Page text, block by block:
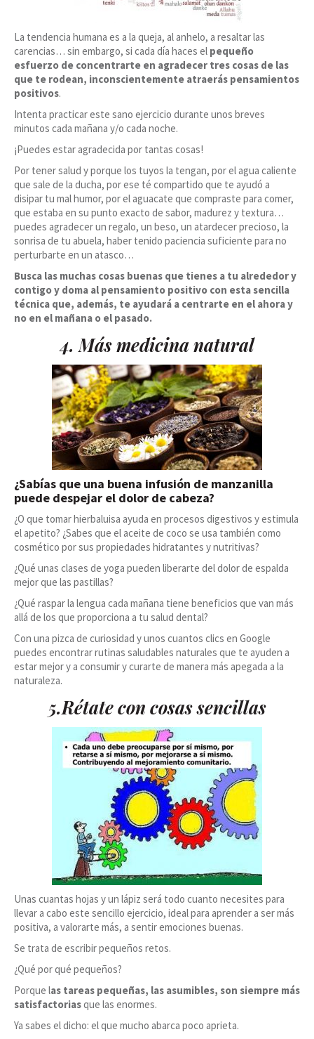
La tendencia humana es a la queja, al anhelo, a resaltar las
carencias… sin embargo, si cada día haces el pequeño
esfuerzo de concentrarte en agradecer tres cosas de las
que te rodean, inconscientemente atraerás pensamientos
positivos.
Intenta practicar este sano ejercicio durante unos breves
minutos cada mañana y/o cada noche.
¡Puedes estar agradecida por tantas cosas!
Por tener salud y porque los tuyos la tengan, por el agua caliente
que sale de la ducha, por ese té compartido que te ayudó a
disipar tu mal humor, por el aguacate que compraste para comer,
que estaba en su punto exacto de sabor, madurez y textura…
puedes agradecer un regalo, un beso, un atardecer precioso, la
sonrisa de tu abuela, haber tenido paciencia suficiente para no
perturbarte en un atasco…
Busca las muchas cosas buenas que tienes a tu alrededor y
contigo y doma al pensamiento positivo con esta sencilla
técnica que, además, te ayudará a centrarte en el ahora y
no en el mañana o el pasado.
4. Más medicina natural
¿Sabías que una buena infusión de manzanilla
puede despejar el dolor de cabeza?
¿O que tomar hierbaluisa ayuda en procesos digestivos y estimula
el apetito? ¿Sabes que el aceite de coco se usa también como
cosmético por sus propiedades hidratantes y nutritivas?
¿Qué unas clases de yoga pueden liberarte del dolor de espalda
mejor que las pastillas?
¿Qué raspar la lengua cada mañana tiene beneficios que van más
allá de los que proporciona a tu salud dental?
Con una pizca de curiosidad y unos cuantos clics en Google
puedes encontrar rutinas saludables naturales que te ayuden a
estar mejor y a consumir y curarte de manera más apegada a la
naturaleza.
5.Rétate con cosas sencillas
Unas cuantas hojas y un lápiz será todo cuanto necesites para
llevar a cabo este sencillo ejercicio, ideal para aprender a ser más
positiva, a valorarte más, a sentir emociones buenas.
Se trata de escribir pequeños retos.
¿Qué por qué pequeños?
Porque las tareas pequeñas, las asumibles, son siempre más
satisfactoriasque las enormes.
Ya sabes el dicho: el que mucho abarca poco aprieta.